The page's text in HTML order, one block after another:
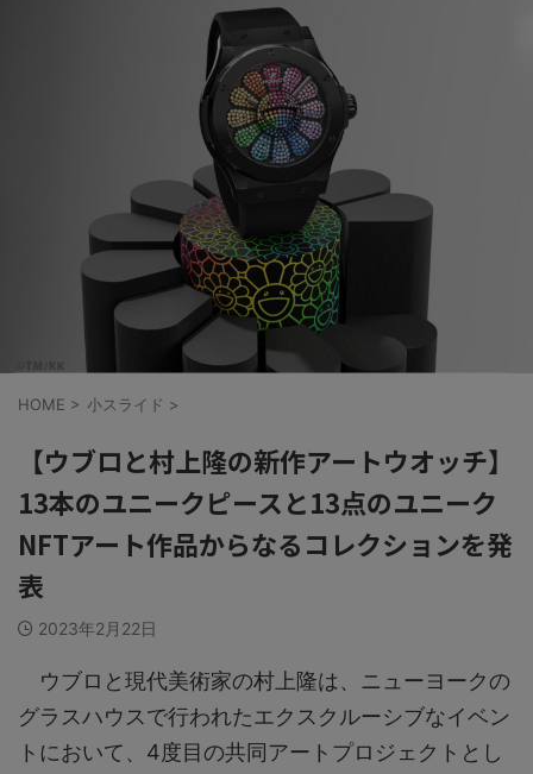
HOME > 小スライド >
【ウブロと村上隆の新作アートウオッチ】
13本のユニークピースと13点のユニーク
NFTアート作品からなるコレクションを発
表
2023年2月22日
ウブロと現代美術家の村上隆は、ニューヨークの
グラスハウスで行われたエクスクルーシブなイベン
トにおいて、4度目の共同アートプロジェクトとし